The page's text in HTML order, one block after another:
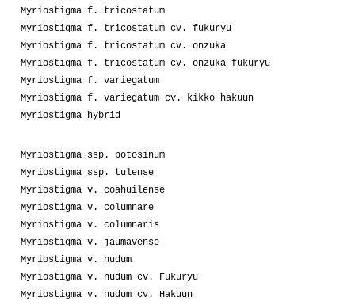
Myriostigma f. tricostatum
Myriostigma f. tricostatum cv. fukuryu
Myriostigma f. tricostatum cv. onzuka
Myriostigma f. tricostatum cv. onzuka fukuryu
Myriostigma f. variegatum
Myriostigma f. variegatum cv. kikko hakuun
Myriostigma hybrid
Myriostigma ssp. potosinum
Myriostigma ssp. tulense
Myriostigma v. coahuilense
Myriostigma v. columnare
Myriostigma v. columnaris
Myriostigma v. jaumavense
Myriostigma v. nudum
Myriostigma v. nudum cv. Fukuryu
Myriostigma v. nudum cv. Hakuun